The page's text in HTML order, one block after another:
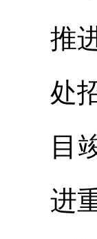
推
处
目
进